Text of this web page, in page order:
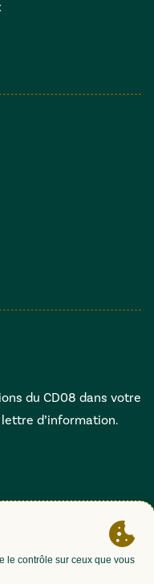
du CD08 dans votre
d’information.
(98,51%)